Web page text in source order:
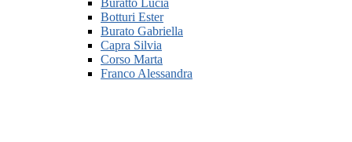
Buratto Lucia
Botturi Ester
Burato Gabriella
Capra Silvia
Corso Marta
Franco Alessandra